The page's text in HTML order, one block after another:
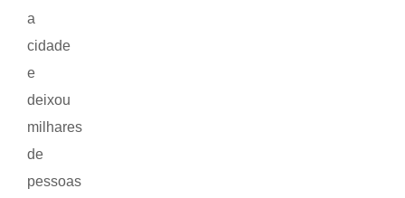
a
cidade
e
deixou
milhares
de
pessoas